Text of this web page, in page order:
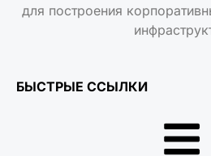
для построения
БЫСТРЫЕ ССЫЛКИ